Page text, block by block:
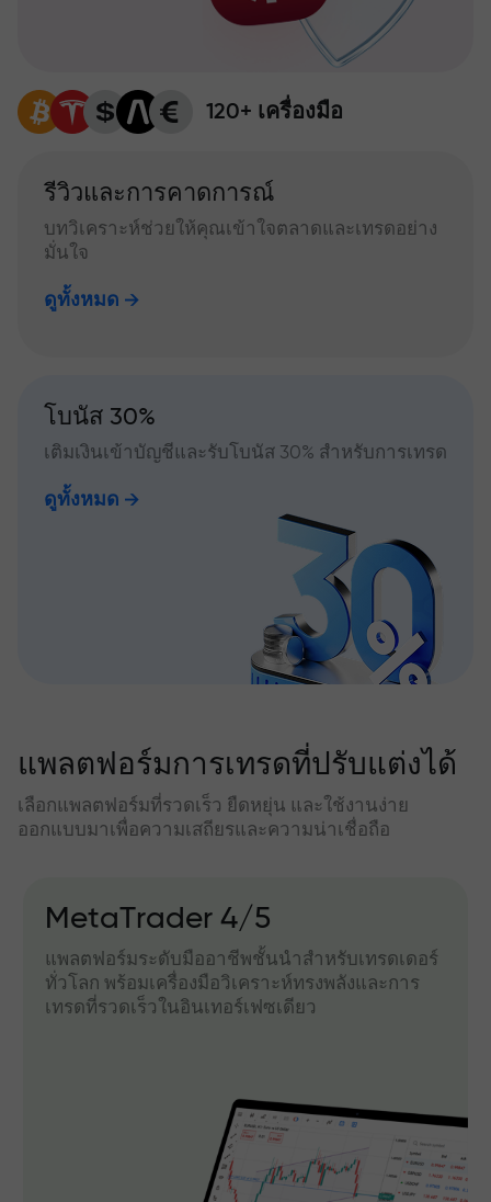
120+ เครื่องมือ
รีวิวและการคาดการณ์
บทวิเคราะห์ช่วยให้คุณเข้าใจตลาดและเทรดอย่าง
มั่นใจ
ดูทั้งหมด
โบนัส 30%
เติมเงินเข้าบัญชีและรับโบนัส 30% สำหรับการเทรด
ดูทั้งหมด
แพลตฟอร์มการเทรดที่ปรับแต่งได้
เลือกแพลตฟอร์มที่รวดเร็ว ยืดหยุ่น และใช้งานง่าย
ออกแบบมาเพื่อความเสถียรและความน่าเชื่อถือ
MetaTrader 4/5
แพลตฟอร์มระดับมืออาชีพชั้นนำสำหรับเทรดเดอร์
ทั่วโลก พร้อมเครื่องมือวิเคราะห์ทรงพลังและการ
เทรดที่รวดเร็วในอินเทอร์เฟซเดียว